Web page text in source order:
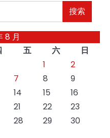
8 月
五 六
日
1
2
7 8
9
14 15
16
21 22
23
28 29
30